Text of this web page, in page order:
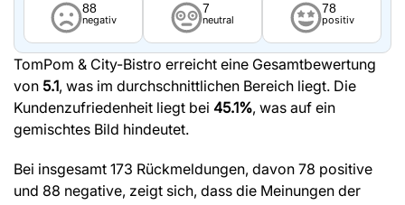
88
negativ
7
neutral
78
positiv
TomPom & City-Bistro erreicht eine Gesamtbewertung
von 5.1, was im durchschnittlichen Bereich liegt. Die
Kundenzufriedenheit liegt bei 45.1%, was auf ein
gemischtes Bild hindeutet.
Bei insgesamt 173 Rückmeldungen, davon 78 positive
und 88 negative, zeigt sich, dass die Meinungen der